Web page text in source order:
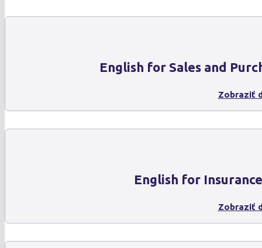
English for Sales and
Zobraziť
English for Insurance
Zobraziť